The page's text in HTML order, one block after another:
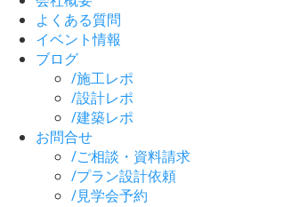
よくある質問
イベント情報
ブログ
/施工レポ
/設計レポ
/建築レポ
お問合せ
/ご相談・資料請求
/プラン設計依頼
/見学会予約